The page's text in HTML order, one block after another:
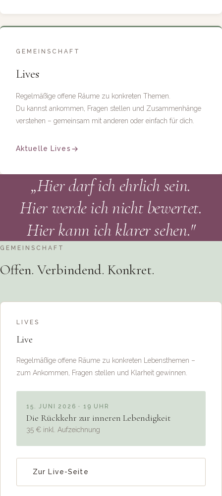
GEMEINSCHAFT
Lives
Regelmäßige offene Räume zu konkreten Themen.
Du kannst ankommen, Fragen stellen und Zusammenhänge
verstehen – gemeinsam mit anderen oder einfach für dich.
Aktuelle Lives
„Hier darf ich ehrlich sein.
Hier werde ich nicht bewertet.
Hier kann ich klarer sehen."
GEMEINSCHAFT
Offen. Verbindend. Konkret.
LIVES
Live
Regelmäßige offene Räume zu konkreten Lebensthemen –
zum Ankommen, Fragen stellen und Klarheit gewinnen.
15. JUNI 2026 · 19 UHR
Die Rückkehr zur inneren Lebendigkeit
35 € inkl. Aufzeichnung
Zur Live-Seite